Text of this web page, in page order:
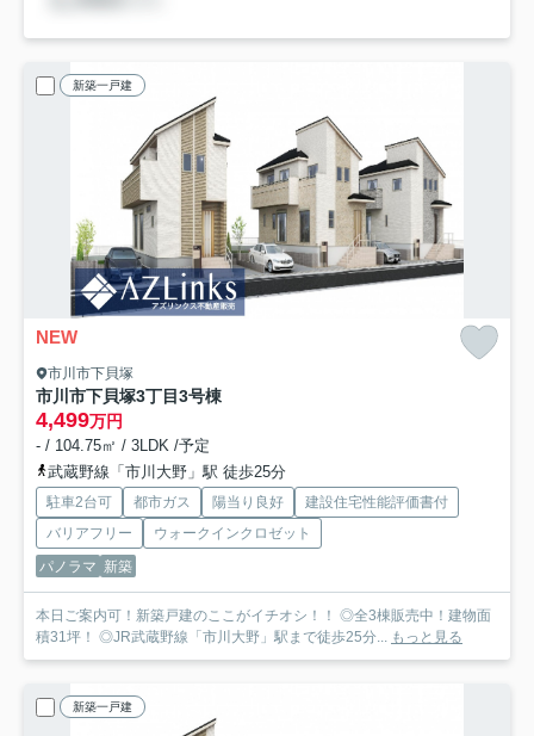
新築一戸建
NEW
市川市下貝塚
市川市下貝塚3丁目3号棟
4,499万円
- / 104.75㎡ / 3LDK /予定
武蔵野線「市川大野」駅 徒歩25分
駐車2台可 都市ガス 陽当り良好
建設住宅性能評価書付
バリアフリー
ウォークインクロゼット
パノラマ 新築
本日ご案内可！新築戸建のここがイチオシ！！ ◎全3棟販売中！建物面
積31坪！ ◎JR武蔵野線「市川大野」駅まで徒歩25分...
もっと見る
新築一戸建